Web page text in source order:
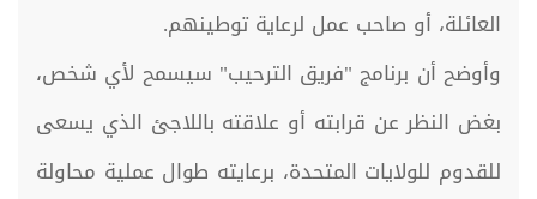
العائلة، أو صاحب عمل لرعاية توطينهم.
وأوضح أن برنامج "فريق الترحيب" سيسمح لأي شخص،
بغض النظر عن قرابته أو علاقته باللاجئ الذي يسعى
للقدوم للولايات المتحدة، برعايته طوال عملية محاولة